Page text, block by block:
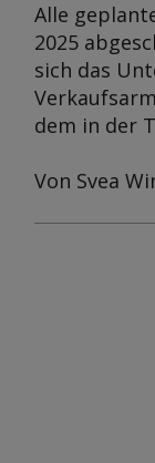
Alle
2025
sich das
dem in der
Von Svea